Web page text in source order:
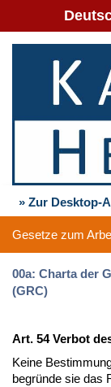
» Zur Desktop-
Gesetze zum
00a: Charta der
(GRC)
Art. 54 Verbot
Keine
begründe sie das